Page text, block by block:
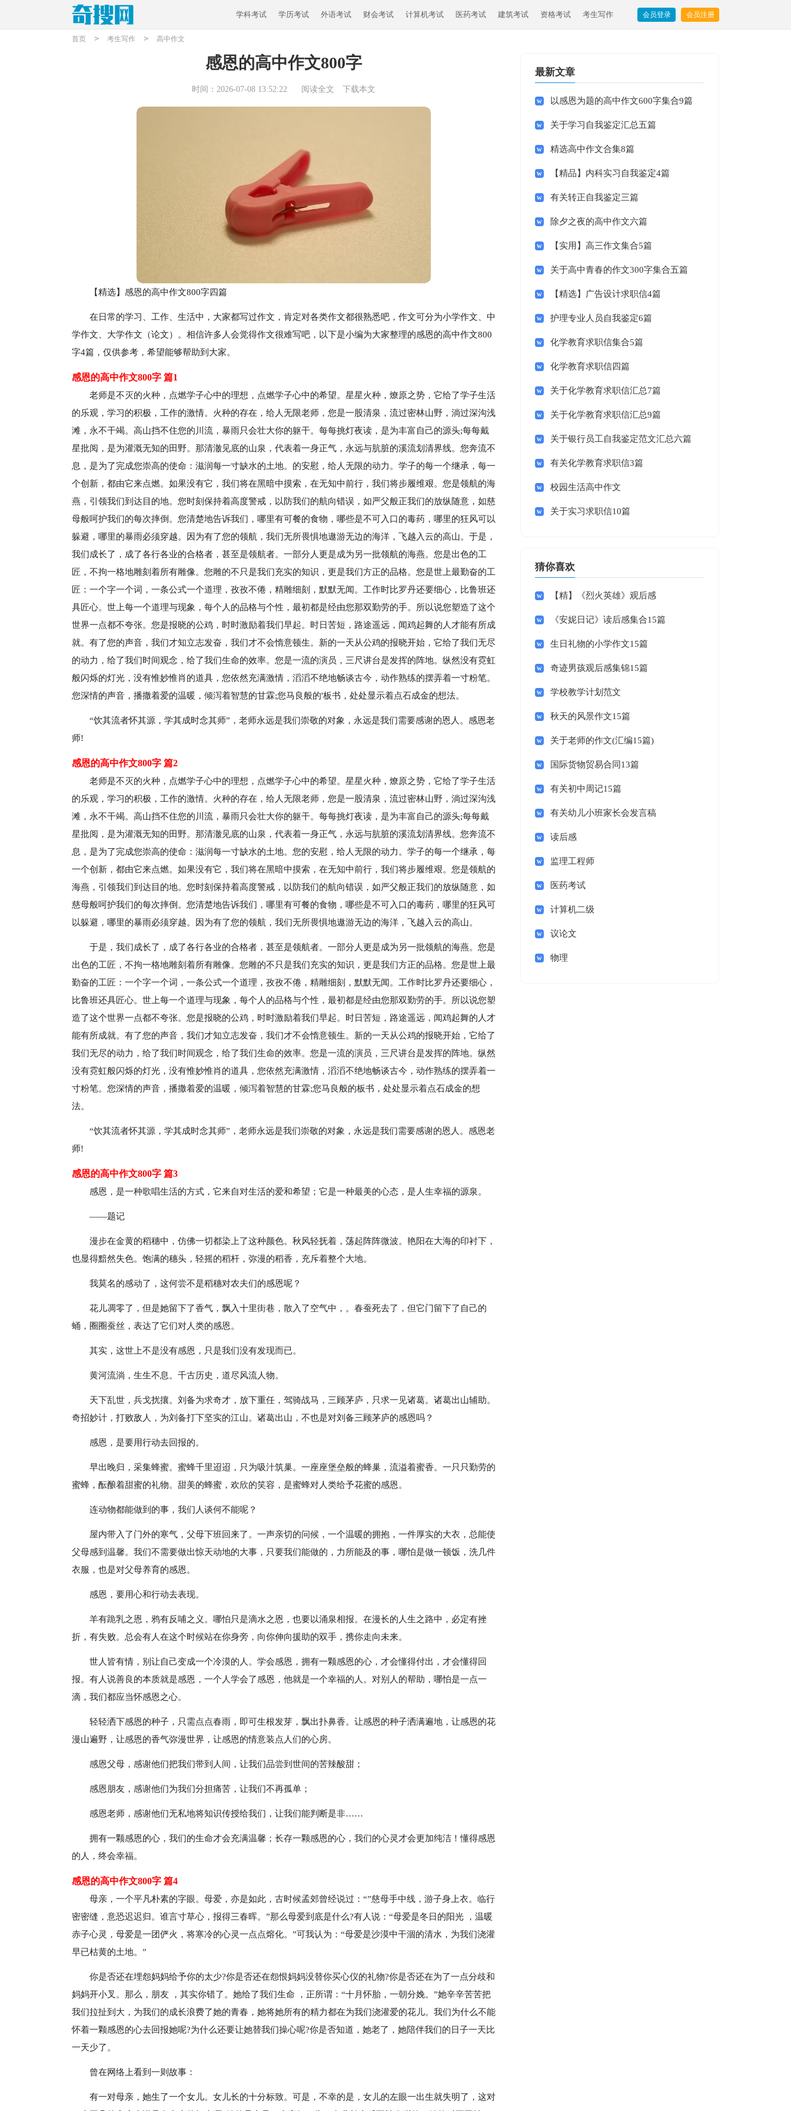
学科考试 学历考试 外语考试 财会考试 计算机考试 医药考试 建筑考试 资格考试 考生写作 会员登录 会员注册
首页 > 考生写作 > 高中作文
感恩的高中作文800字
时间：2026-07-08 13:52:22 阅读全文 下载本文
【精选】感恩的高中作文800字四篇
在日常的学习、工作、生活中，大家都写过作文，肯定对各类作文都很熟悉吧，作文可分为小学作文、中
学作文、大学作文（论文）。相信许多人会觉得作文很难写吧，以下是小编为大家整理的感恩的高中作文800
字4篇，仅供参考，希望能够帮助到大家。
感恩的高中作文800字 篇1
老师是不灭的火种，点燃学子心中的理想，点燃学子心中的希望。星星火种，燎原之势，它给了学子生活
的乐观，学习的积极，工作的激情。火种的存在，给人无限老师，您是一股清泉，流过密林山野，淌过深沟浅
滩，永不干竭。高山挡不住您的川流，暴雨只会壮大你的躯干。每每挑灯夜读，是为丰富自己的源头;每每戴
星批阅，是为灌溉无知的田野。那清澈见底的山泉，代表着一身正气，永远与肮脏的溪流划清界线。您奔流不
息，是为了完成您崇高的使命：滋润每一寸缺水的土地。的安慰，给人无限的动力。学子的每一个继承，每一
个创新，都由它来点燃。如果没有它，我们将在黑暗中摸索，在无知中前行，我们将步履维艰。您是领航的海
燕，引领我们到达目的地。您时刻保持着高度警戒，以防我们的航向错误，如严父般正我们的放纵随意，如慈
母般呵护我们的每次摔倒。您清楚地告诉我们，哪里有可餐的食物，哪些是不可入口的毒药，哪里的狂风可以
躲避，哪里的暴雨必须穿越。因为有了您的领航，我们无所畏惧地遨游无边的海洋，飞越入云的高山。于是，
我们成长了，成了各行各业的合格者，甚至是领航者。一部分人更是成为另一批领航的海燕。您是出色的工
匠，不拘一格地雕刻着所有雕像。您雕的不只是我们充实的知识，更是我们方正的品格。您是世上最勤奋的工
匠：一个字一个词，一条公式一个道理，孜孜不倦，精雕细刻，默默无闻。工作时比罗丹还要细心，比鲁班还
具匠心。世上每一个道理与现象，每个人的品格与个性，最初都是经由您那双勤劳的手。所以说您塑造了这个
世界一点都不夸张。您是报晓的公鸡，时时激励着我们早起。时日苦短，路途遥远，闻鸡起舞的人才能有所成
就。有了您的声音，我们才知立志发奋，我们才不会惰意顿生。新的一天从公鸡的报晓开始，它给了我们无尽
的动力，给了我们时间观念，给了我们生命的效率。您是一流的演员，三尺讲台是发挥的阵地。纵然没有霓虹
般闪烁的灯光，没有惟妙惟肖的道具，您依然充满激情，滔滔不绝地畅谈古今，动作熟练的摆弄着一寸粉笔。
您深情的声音，播撒着爱的温暖，倾泻着智慧的甘霖;您马良般的'板书，处处显示着点石成金的想法。
“饮其流者怀其源，学其成时念其师”，老师永远是我们崇敬的对象，永远是我们需要感谢的恩人。感恩老
师!
感恩的高中作文800字 篇2
老师是不灭的火种，点燃学子心中的理想，点燃学子心中的希望。星星火种，燎原之势，它给了学子生活
的乐观，学习的积极，工作的激情。火种的存在，给人无限老师，您是一股清泉，流过密林山野，淌过深沟浅
滩，永不干竭。高山挡不住您的川流，暴雨只会壮大你的躯干。每每挑灯夜读，是为丰富自己的源头;每每戴
星批阅，是为灌溉无知的田野。那清澈见底的山泉，代表着一身正气，永远与肮脏的溪流划清界线。您奔流不
息，是为了完成您崇高的使命：滋润每一寸缺水的土地。您的安慰，给人无限的动力。学子的每一个继承，每
一个创新，都由它来点燃。如果没有它，我们将在黑暗中摸索，在无知中前行，我们将步履维艰。您是领航的
海燕，引领我们到达目的地。您时刻保持着高度警戒，以防我们的航向错误，如严父般正我们的放纵随意，如
慈母般呵护我们的每次摔倒。您清楚地告诉我们，哪里有可餐的食物，哪些是不可入口的毒药，哪里的狂风可
以躲避，哪里的暴雨必须穿越。因为有了您的领航，我们无所畏惧地遨游无边的海洋，飞越入云的高山。
于是，我们成长了，成了各行各业的合格者，甚至是领航者。一部分人更是成为另一批领航的海燕。您是
出色的工匠，不拘一格地雕刻着所有雕像。您雕的不只是我们充实的知识，更是我们方正的品格。您是世上最
勤奋的工匠：一个字一个词，一条公式一个道理，孜孜不倦，精雕细刻，默默无闻。工作时比罗丹还要细心，
比鲁班还具匠心。世上每一个道理与现象，每个人的品格与个性，最初都是经由您那双勤劳的手。所以说您塑
造了这个世界一点都不夸张。您是报晓的公鸡，时时激励着我们早起。时日苦短，路途遥远，闻鸡起舞的人才
能有所成就。有了您的声音，我们才知立志发奋，我们才不会惰意顿生。新的一天从公鸡的报晓开始，它给了
我们无尽的动力，给了我们时间观念，给了我们生命的效率。您是一流的演员，三尺讲台是发挥的阵地。纵然
没有霓虹般闪烁的灯光，没有惟妙惟肖的道具，您依然充满激情，滔滔不绝地畅谈古今，动作熟练的摆弄着一
寸粉笔。您深情的声音，播撒着爱的温暖，倾泻着智慧的甘霖;您马良般的板书，处处显示着点石成金的想
法。
“饮其流者怀其源，学其成时念其师”，老师永远是我们崇敬的对象，永远是我们需要感谢的恩人。感恩老
师!
感恩的高中作文800字 篇3
感恩，是一种歌唱生活的方式，它来自对生活的爱和希望；它是一种最美的心态，是人生幸福的源泉。
——题记
漫步在金黄的稻穗中，仿佛一切都染上了这种颜色。秋风轻抚着，荡起阵阵微波。艳阳在大海的印衬下，
也显得黯然失色。饱满的穗头，轻摇的稻杆，弥漫的稻香，充斥着整个大地。
我莫名的感动了，这何尝不是稻穗对农夫们的感恩呢？
花儿凋零了，但是她留下了香气，飘入十里街巷，散入了空气中，。春蚕死去了，但它门留下了自己的
蛹，圈圈蚕丝，表达了它们对人类的感恩。
其实，这世上不是没有感恩，只是我们没有发现而已。
黄河流淌，生生不息。千古历史，道尽风流人物。
天下乱世，兵戈扰攘。刘备为求奇才，放下重任，驾骑战马，三顾茅庐，只求一见诸葛。诸葛出山辅助。
奇招妙计，打败敌人，为刘备打下坚实的江山。诸葛出山，不也是对刘备三顾茅庐的感恩吗？
感恩，是要用行动去回报的。
早出晚归，采集蜂蜜。蜜蜂千里迢迢，只为吸汁筑巢。一座座堡垒般的蜂巢，流溢着蜜香。一只只勤劳的
蜜蜂，酝酿着甜蜜的礼物。甜美的蜂蜜，欢欣的笑容，是蜜蜂对人类给予花蜜的感恩。
连动物都能做到的事，我们人谈何不能呢？
屋内带入了门外的寒气，父母下班回来了。一声亲切的问候，一个温暖的拥抱，一件厚实的大衣，总能使
父母感到温馨。我们不需要做出惊天动地的大事，只要我们能做的，力所能及的事，哪怕是做一顿饭，洗几件
衣服，也是对父母养育的感恩。
感恩，要用心和行动去表现。
羊有跪乳之恩，鸦有反哺之义。哪怕只是滴水之恩，也要以涌泉相报。在漫长的人生之路中，必定有挫
折，有失败。总会有人在这个时候站在你身旁，向你伸向援助的双手，携你走向未来。
世人皆有情，别让自己变成一个冷漠的人。学会感恩，拥有一颗感恩的心，才会懂得付出，才会懂得回
报。有人说善良的本质就是感恩，一个人学会了感恩，他就是一个幸福的人。对别人的帮助，哪怕是一点一
滴，我们都应当怀感恩之心。
轻轻洒下感恩的种子，只需点点春雨，即可生根发芽，飘出扑鼻香。让感恩的种子洒满遍地，让感恩的花
漫山遍野，让感恩的香气弥漫世界，让感恩的情意装点人们的心房。
感恩父母，感谢他们把我们带到人间，让我们品尝到世间的苦辣酸甜；
感恩朋友，感谢他们为我们分担痛苦，让我们不再孤单；
感恩老师，感谢他们无私地将知识传授给我们，让我们能判断是非……
拥有一颗感恩的心，我们的生命才会充满温馨；长存一颗感恩的心，我们的心灵才会更加纯洁！懂得感恩
的人，终会幸福。
感恩的高中作文800字 篇4
母亲，一个平凡朴素的字眼。母爱，亦是如此，古时候孟郊曾经说过：“”慈母手中线，游子身上衣。临行
密密缝，意恐迟迟归。谁言寸草心，报得三春晖。”那么母爱到底是什么?有人说：“母爱是冬日的阳光 ，温暖
赤子心灵，母爱是一团俨火，将寒冷的心灵一点点熔化。”可我认为：“母爱是沙漠中干涸的清水，为我们浇灌
早已枯黄的土地。”
你是否还在埋怨妈妈给予你的太少?你是否还在怨恨妈妈没替你买心仪的礼物?你是否还在为了一点分歧和
妈妈开小叉。那么，朋友 ，其实你错了。她给了我们生命 ，正所谓：“十月怀胎，一朝分娩。”她辛辛苦苦把
我们拉扯到大，为我们的成长浪费了她的青春，她将她所有的精力都在为我们浇灌爱的花儿。我们为什么不能
怀着一颗感恩的心去回报她呢?为什么还要让她替我们操心呢?你是否知道，她老了，她陪伴我们的日子一天比
一天少了。
曾在网络上看到一则故事：
有一对母亲，她生了一个女儿。女儿长的十分标致。可是，不幸的是，女儿的左眼一出生就失明了，这对
最新文章
以感恩为题的高中作文600字集合9篇
关于学习自我鉴定汇总五篇
精选高中作文合集8篇
【精品】内科实习自我鉴定4篇
有关转正自我鉴定三篇
除夕之夜的高中作文六篇
【实用】高三作文集合5篇
关于高中青春的作文300字集合五篇
【精选】广告设计求职信4篇
护理专业人员自我鉴定6篇
化学教育求职信集合5篇
化学教育求职信四篇
关于化学教育求职信汇总7篇
关于化学教育求职信汇总9篇
关于银行员工自我鉴定范文汇总六篇
有关化学教育求职信3篇
校园生活高中作文
关于实习求职信10篇
猜你喜欢
【精】《烈火英雄》观后感
《安妮日记》读后感集合15篇
生日礼物的小学作文15篇
奇迹男孩观后感集锦15篇
学校教学计划范文
秋天的风景作文15篇
关于老师的作文(汇编15篇)
国际货物贸易合同13篇
有关初中周记15篇
有关幼儿小班家长会发言稿
读后感
监理工程师
医药考试
计算机二级
议论文
物理